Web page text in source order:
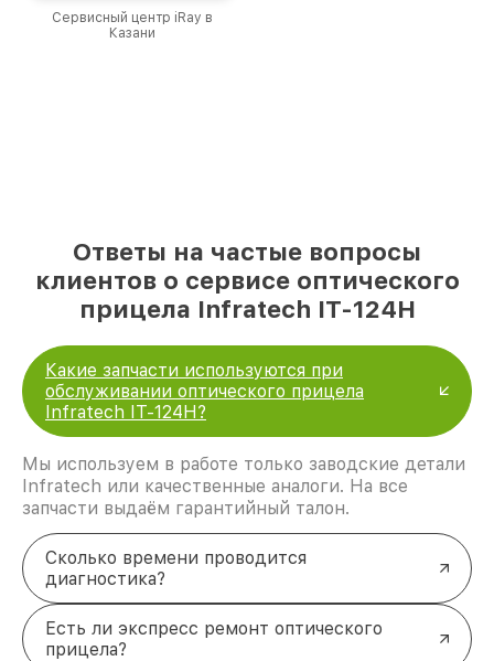
Сервисный центр iRay в
Казани
Ответы на частые вопросы
клиентов о сервисе оптического
прицела Infratech IT-124Н
Какие запчасти используются при
обслуживании оптического прицела
Infratech IT-124Н?
Мы используем в работе только заводские детали
Infratech или качественные аналоги. На все
запчасти выдаём гарантийный талон.
Сколько времени проводится
диагностика?
Есть ли экспресс ремонт оптического
прицела?